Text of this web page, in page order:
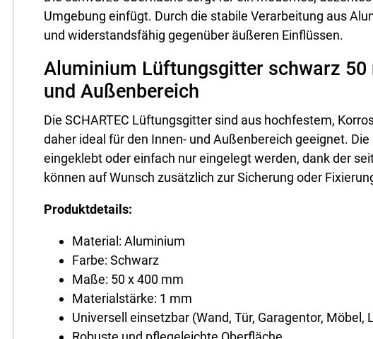
Umgebung einfügt. Durch die stabile Verarbeitung aus
und widerstandsfähig gegenüber äußeren Einflüssen.
Aluminium Lüftungsgitter schwarz
und Außenbereich
Die SCHARTEC Lüftungsgitter sind aus hochfestem,
daher ideal für den Innen- und Außenbereich geeignet.
eingeklebt oder einfach nur eingelegt werden, dank der
können auf Wunsch zusätzlich zur Sicherung oder
Produktdetails:
Material: Aluminium
Farbe: Schwarz
Maße: 50 x 400 mm
Materialstärke: 1 mm
Universell einsetzbar (Wand, Tür, Garagentor, Möbel,